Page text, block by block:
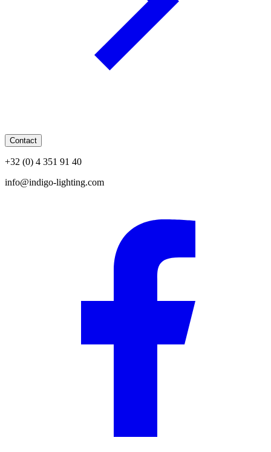
Contact
+32 (0) 4 351 91 40
info@indigo-lighting.com